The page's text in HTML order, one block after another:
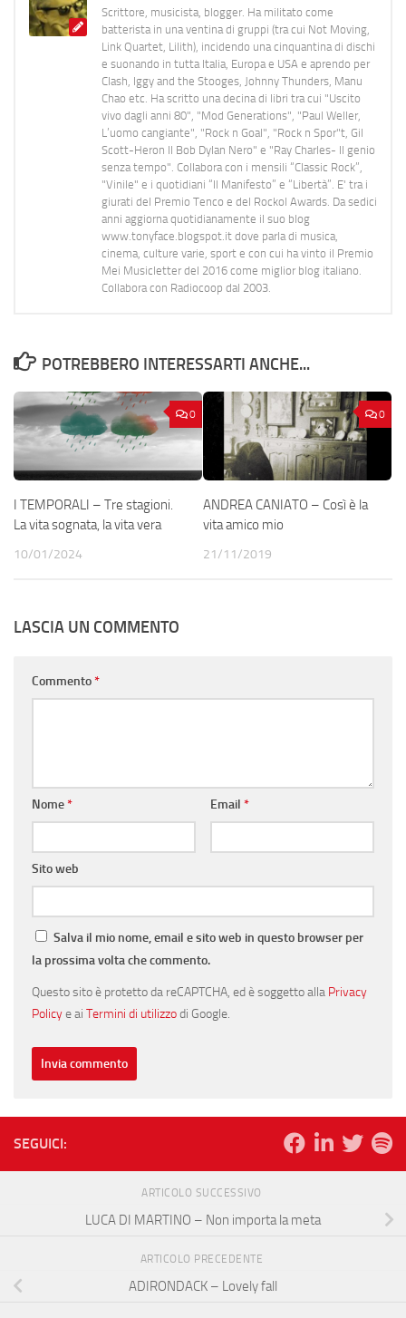
Scrittore, musicista, blogger. Ha militato come
batterista in una ventina di gruppi (tra cui Not Moving,
Link Quartet, Lilith), incidendo una cinquantina di dischi
e suonando in tutta Italia, Europa e USA e aprendo per
Clash, Iggy and the Stooges, Johnny Thunders, Manu
Chao etc. Ha scritto una decina di libri tra cui "Uscito
vivo dagli anni 80", "Mod Generations", "Paul Weller,
L’uomo cangiante", "Rock n Goal", "Rock n Spor"t, Gil
Scott-Heron Il Bob Dylan Nero" e "Ray Charles- Il genio
senza tempo". Collabora con i mensili “Classic Rock”,
"Vinile" e i quotidiani “Il Manifesto” e “Libertà”. E' tra i
giurati del Premio Tenco e del Rockol Awards. Da sedici
anni aggiorna quotidianamente il suo blog
www.tonyface.blogspot.it dove parla di musica,
cinema, culture varie, sport e con cui ha vinto il Premio
Mei Musicletter del 2016 come miglior blog italiano.
Collabora con Radiocoop dal 2003.
POTREBBERO INTERESSARTI ANCHE...
0
I TEMPORALI – Tre stagioni.
La vita sognata, la vita vera
10/01/2024
0
ANDREA CANIATO – Così è la
vita amico mio
21/11/2019
LASCIA UN COMMENTO
Commento*
Nome* Email *
Sito web
Salva il mio nome, email e sito web in questo browser per
la prossima volta che commento.
Questo sito è protetto da reCAPTCHA, ed è soggetto alla Privacy
Policye ai Termini di utilizzodi Google.
SEGUICI:
ARTICOLO SUCCESSIVO
LUCA DI MARTINO – Non importa la meta
ARTICOLO PRECEDENTE
ADIRONDACK – Lovely fall